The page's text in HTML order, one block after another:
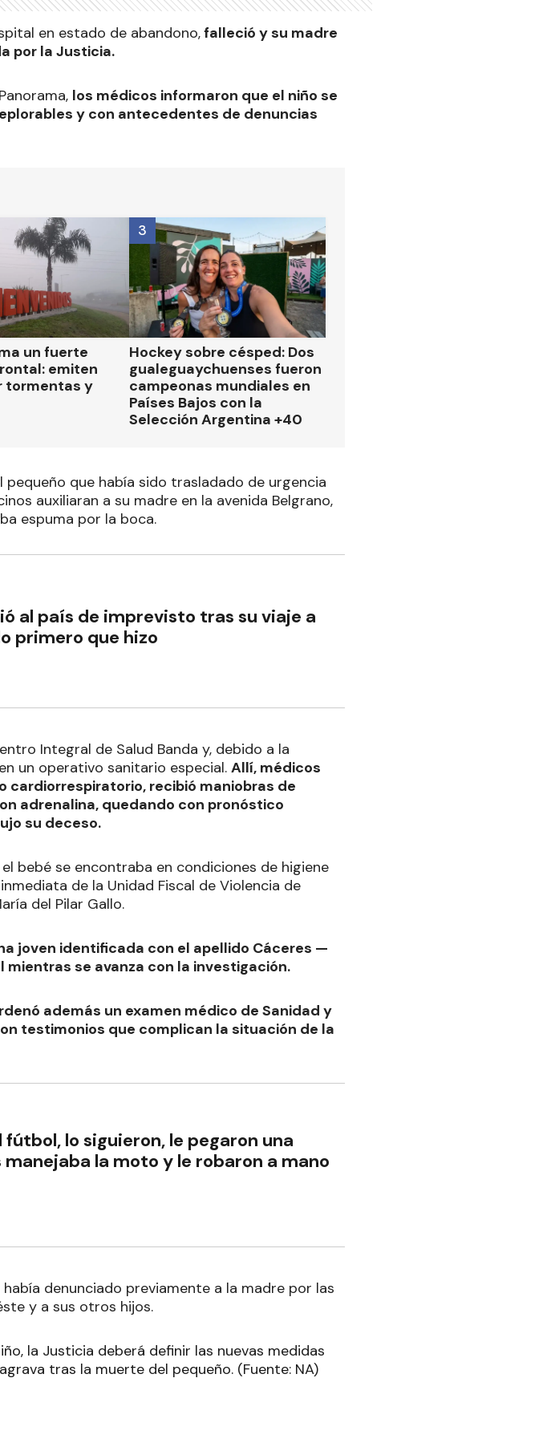
en estado de abandono,falleció y su madre
por la Justicia.
los médicos informaron que el niño se
y con antecedentes de denuncias
un fuerte
emiten
tormentas y
Hockey sobre césped: Dos
gualeguaychuenses fueron
campeonas mundiales en
Países Bajos con la
Selección Argentina +40
3
que había sido trasladado de urgencia
auxiliaran a su madre en la avenida Belgrano,
espuma por la boca.
al país de imprevisto tras su viaje a
primero que hizo
Integral de Salud Banda y, debido a la
un operativo sanitario especial. Allí, médicos
cardiorrespiratorio, recibió maniobras de
adrenalina, quedando con pronóstico
su deceso.
bebé se encontraba en condiciones de higiene
de la Unidad Fiscal de Violencia de
del Pilar Gallo.
joven identificada con el apellido Cáceres —
se avanza con la investigación.
además un examen médico de Sanidad y
testimonios que complican la situación de la
lo siguieron, le pegaron una
la moto y le robaron a mano
denunciado previamente a la madre por las
y a sus otros hijos.
la Justicia deberá definir las nuevas medidas
tras la muerte del pequeño. (Fuente: NA)